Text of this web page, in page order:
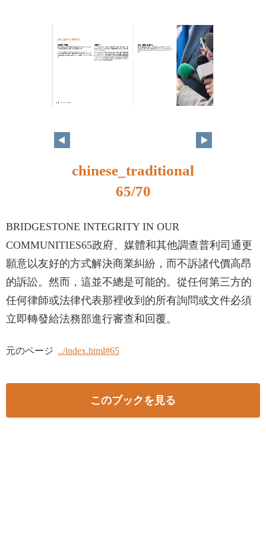
chinese_traditional
65/70
BRIDGESTONE INTEGRITY IN OUR
COMMUNITIES65政府、媒體和其他調查普利司通更
願意以友好的方式解決商業糾紛，而不訴諸代價高昂
的訴訟。然而，這並不總是可能的。從任何第三方的
任何律師或法律代表那裡收到的所有詢問或文件必須
立即轉發給法務部進行審查和回覆。
元のページ ../index.html#65
このブックを見る